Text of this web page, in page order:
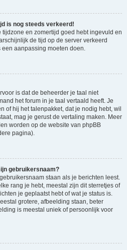
is nog steeds verkeerd!
en zomertijd goed hebt ingevuld en
de tijd op de server verkeerd
aanpassing moeten doen.
is dat de beheerder je taal niet
het forum in je taal vertaald heeft. Je
of hij het talenpakket, dat je nodig hebt, wil
mag je gerust de vertaling maken. Meer
worden op de website van phpBB
pagina).
gebruikersnaam?
staan als je berichten leest.
rang je hebt, meestal zijn dit sterretjes of
je geplaatst hebt of wat je status is.
grotere, afbeelding staan, beter
is meestal uniek of persoonlijk voor